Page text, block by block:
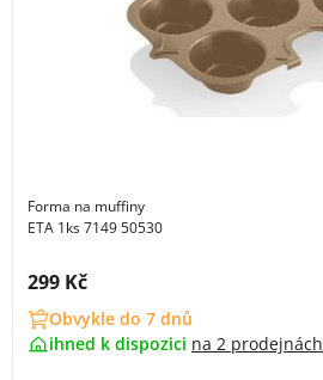
Forma na muffiny
ETA 1ks 7149 50530
Cena s DPH:
299 Kč
Obvykle do 7 dnů
ihned k dispozici na 2 prodejnách